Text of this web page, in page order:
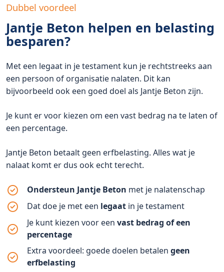
Dubbel voordeel
Jantje Beton helpen en belasting
besparen?
Met een legaat in je testament kun je rechtstreeks aan
een persoon of organisatie nalaten. Dit kan
bijvoorbeeld ook een goed doel als Jantje Beton zijn.
Je kunt er voor kiezen om een vast bedrag na te laten of
een percentage.
Jantje Beton betaalt geen erfbelasting. Alles wat je
nalaat komt er dus ook echt terecht.
Ondersteun Jantje Beton met je nalatenschap
Dat doe je met een legaat in je testament
Je kunt kiezen voor een vast bedrag of een
percentage
Extra voordeel: goede doelen betalen geen
erfbelasting